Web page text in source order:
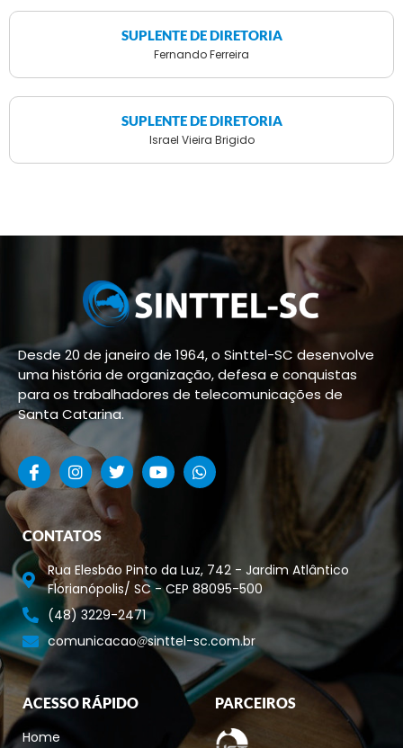
SUPLENTE DE DIRETORIA
Fernando Ferreira
SUPLENTE DE DIRETORIA
Israel Vieira Brigido
Desde 20 de janeiro de 1964, o Sinttel-SC desenvolve
uma história de organização, defesa e conquistas
para os trabalhadores de telecomunicações de
Santa Catarina.
CONTATOS
Rua Elesbão Pinto da Luz, 742 - Jardim Atlântico
Florianópolis/ SC - CEP 88095-500
(48) 3229-2471
comunicacao
sinttel-sc.com.br
ACESSO RÁPIDO
Home
PARCEIROS